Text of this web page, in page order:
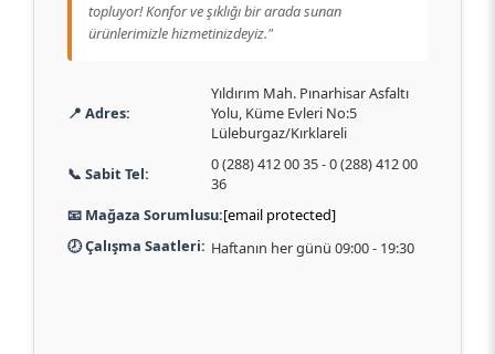
topluyor! Konfor ve şıklığı bir arada sunan
ürünlerimizle hizmetinizdeyiz."
📍 Adres:
Yıldırım Mah. Pınarhisar Asfaltı
Yolu, Küme Evleri No:5
Lüleburgaz/Kırklareli
📞 Sabit Tel:
0 (288) 412 00 35 - 0 (288) 412 00
36
📧 Mağaza Sorumlusu:[email protected]
🕗 Çalışma Saatleri: Haftanın her günü 09:00 - 19:30